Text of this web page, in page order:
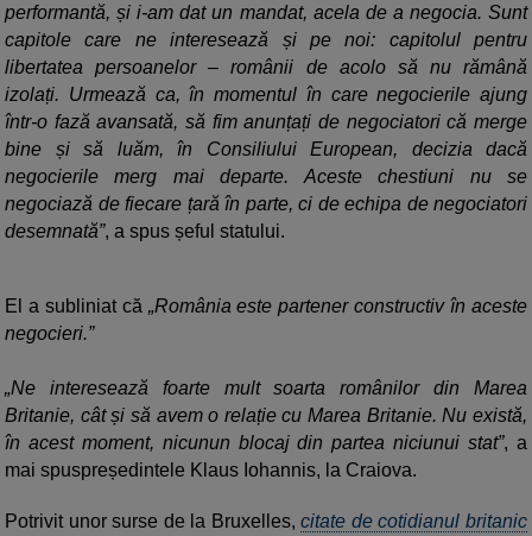
performantă, și i-am dat un mandat, acela de a negocia. Sunt
capitole care ne interesează și pe noi: capitolul pentru
libertatea persoanelor – românii de acolo să nu rămână
izolați. Urmează ca, în momentul în care negocierile ajung
într-o fază avansată, să fim anunțați de negociatori că merge
bine și să luăm, în Consiliului European, decizia dacă
negocierile merg mai departe. Aceste chestiuni nu se
negociază de fiecare țară în parte, ci de echipa de negociatori
desemnată”, a spus șeful statului.
El a subliniat că România este partener constructiv în aceste
negocieri.”
Ne interesează foarte mult soarta românilor din Marea
Britanie, cât și să avem o relație cu Marea Britanie. Nu există,
în acest moment, nicunun blocaj din partea niciunui stat”, a
mai spuspreședintele Klaus Iohannis, la Craiova.
Potrivit unor surse de la Bruxelles,citate de cotidianul britanic